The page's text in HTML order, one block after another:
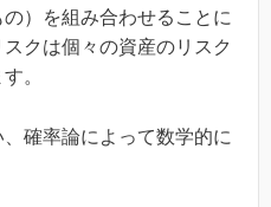
）を組み合わせることに
クは個々の資産のリスク
。
確率論によって数学的に